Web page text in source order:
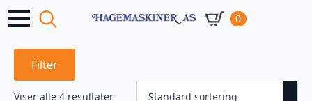
for:
0
Filter
Viser alle 4 resultater